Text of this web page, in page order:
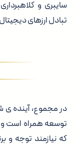
سایبری و
تبادل ارزهای
در مجموع، آینده ی
توسعه همراه است
که نیازمند توجه و